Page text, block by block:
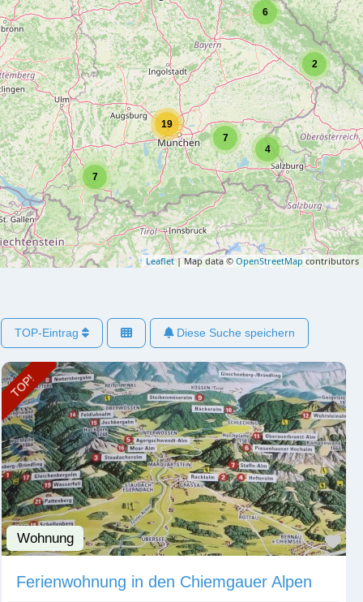
6
19
7
7
4
2
Leaflet | Map data © OpenStreetMap contributors
TOP-Eintrag Diese Suche speichern
TOP!
Wohnung
Ferienwohnung in den Chiemgauer Alpen